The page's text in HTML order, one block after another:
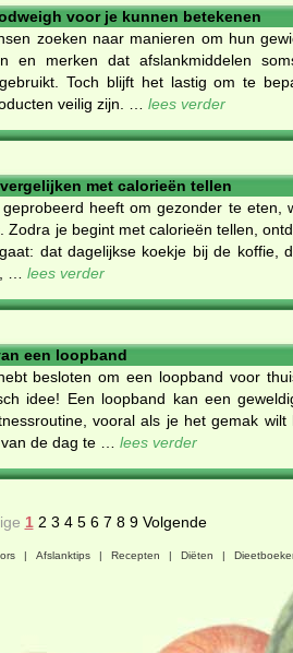
voor je kunnen betekenen
zoeken naar manieren om hun
en merken dat afslankmiddelen
Toch blijft het lastig om te
veilig zijn. … lees verder
met calorieën tellen
heeft om gezonder te eten,
Zodra je begint met calorieën tellen,
dat dagelijkse koekje bij de koffie,
… lees verder
een loopband
besloten om een loopband voor
idee! Een loopband kan een
vooral als je het gemak
de dag te … lees verder
1 2 3 4 5 6 7 8 9 Volgende
| Afslanktips | Recepten | Diëten |